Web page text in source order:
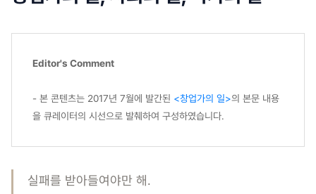
Editor's Comment
- 본 콘텐츠는 2017년 7월에 발간된 <창업가의 일>의 본문 내용
을 큐레이터의 시선으로 발췌하여 구성하였습니다.
실패를 받아들여야만 해.